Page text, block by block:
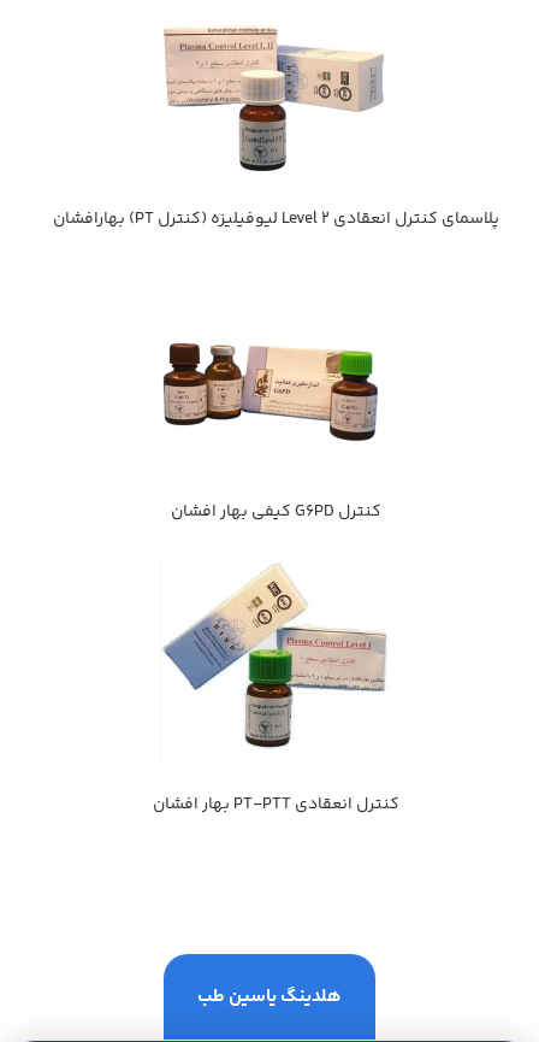
پلاسماي كنترل انعقادي Level 2 ليوفيليزه (كنترل PT) بهارافشان
کنترل G6PD كيفي بهار افشان
کنترل انعقادی PT-PTT بهار افشان
هلدینگ یاسین طب